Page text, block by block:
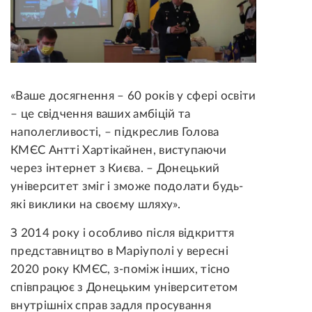
«Ваше досягнення – 60 років у сфері освіти
– це свідчення ваших амбіцій та
наполегливості, – підкреслив Голова
КМЄС Антті Хартікайнен, виступаючи
через інтернет з Києва. – Донецький
університет зміг і зможе подолати будь-
які виклики на своєму шляху».
З 2014 року і особливо після відкриття
представництво в Маріуполі у вересні
2020 року КМЄС, з-поміж інших, тісно
співпрацює з Донецьким університетом
внутрішніх справ задля просування